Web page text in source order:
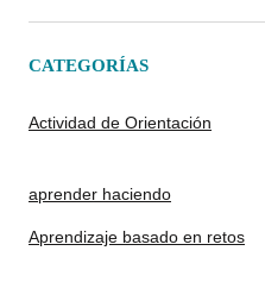
CATEGORÍAS
Actividad de Orientación
aprender haciendo
Aprendizaje basado en retos